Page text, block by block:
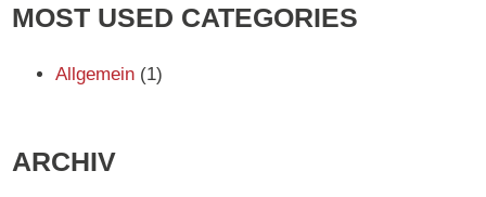
MOST USED CATEGORIES
Allgemein (1)
ARCHIV